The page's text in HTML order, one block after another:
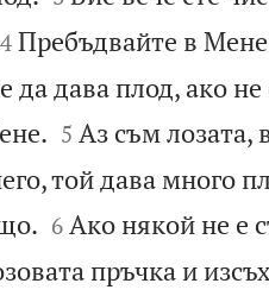

4 Пребъдвайте в
да дава плод, ако

5 Аз съм лозата,
той дава много

6 Ако някой не е
пръчка и